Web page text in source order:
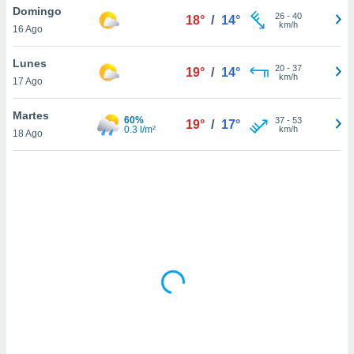
sitio
En
de que
el sitio
se
Domingo
16 Ago
18° / 14° 26- 40
km/h
Lunes
17 Ago
19° / 14° 20- 37
km/h
Martes
18 Ago
60%
0.3 l/m²
19° / 17° 37- 53
km/h